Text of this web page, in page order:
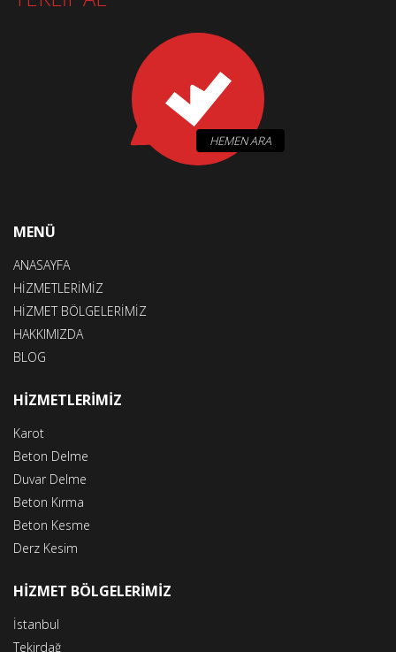
HEMEN ARA
MENÜ
ANASAYFA
HİZMETLERİMİZ
HİZMET BÖLGELERİMİZ
HAKKIMIZDA
BLOG
HİZMETLERİMİZ
Karot
Beton Delme
Duvar Delme
Beton Kırma
Beton Kesme
Derz Kesim
HİZMET BÖLGELERİMİZ
İstanbul
Tekirdağ